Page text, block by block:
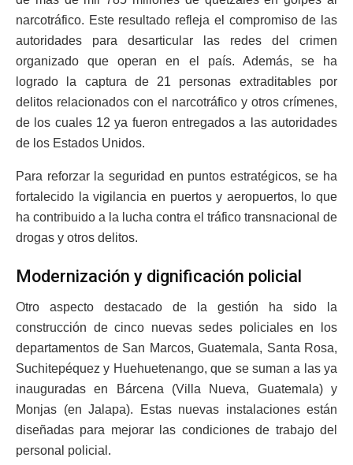
narcotráfico. Este resultado refleja el compromiso de las
autoridades para desarticular las redes del crimen
organizado que operan en el país. Además, se ha
logrado la captura de 21 personas extraditables por
delitos relacionados con el narcotráfico y otros crímenes,
de los cuales 12 ya fueron entregados a las autoridades
de los Estados Unidos.
Para reforzar la seguridad en puntos estratégicos, se ha
fortalecido la vigilancia en puertos y aeropuertos, lo que
ha contribuido a la lucha contra el tráfico transnacional de
drogas y otros delitos.
Modernización y dignificación policial
Otro aspecto destacado de la gestión ha sido la
construcción de cinco nuevas sedes policiales en los
departamentos de San Marcos, Guatemala, Santa Rosa,
Suchitepéquez y Huehuetenango, que se suman a las ya
inauguradas en Bárcena (Villa Nueva, Guatemala) y
Monjas (en Jalapa). Estas nuevas instalaciones están
diseñadas para mejorar las condiciones de trabajo del
personal policial.